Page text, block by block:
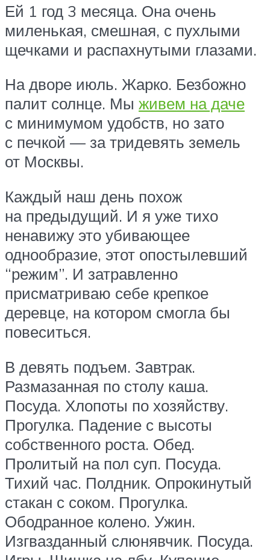
Ей 1 год 3 месяца. Она очень
миленькая, смешная, с пухлыми
щечками и распахнутыми глазами.
На дворе июль. Жарко. Безбожно
палит солнце. Мы живем на даче
с минимумом удобств, но зато
с печкой — за тридевять земель
от Москвы.
Каждый наш день похож
на предыдущий. И я уже тихо
ненавижу это убивающее
однообразие, этот опостылевший
“режим”. И затравленно
присматриваю себе крепкое
деревце, на котором смогла бы
повеситься.
В девять подъем. Завтрак.
Размазанная по столу каша.
Посуда. Хлопоты по хозяйству.
Прогулка. Падение с высоты
собственного роста. Обед.
Пролитый на пол суп. Посуда.
Тихий час. Полдник. Опрокинутый
стакан с соком. Прогулка.
Ободранное колено. Ужин.
Изгвазданный слюнявчик. Посуда.